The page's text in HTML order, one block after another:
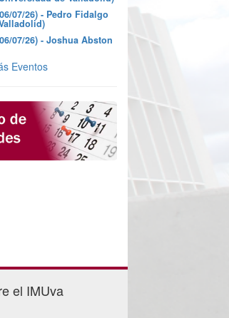
07/26) - Pedro Fidalgo
07/26) - Joshua Abston
Eventos
el IMUva